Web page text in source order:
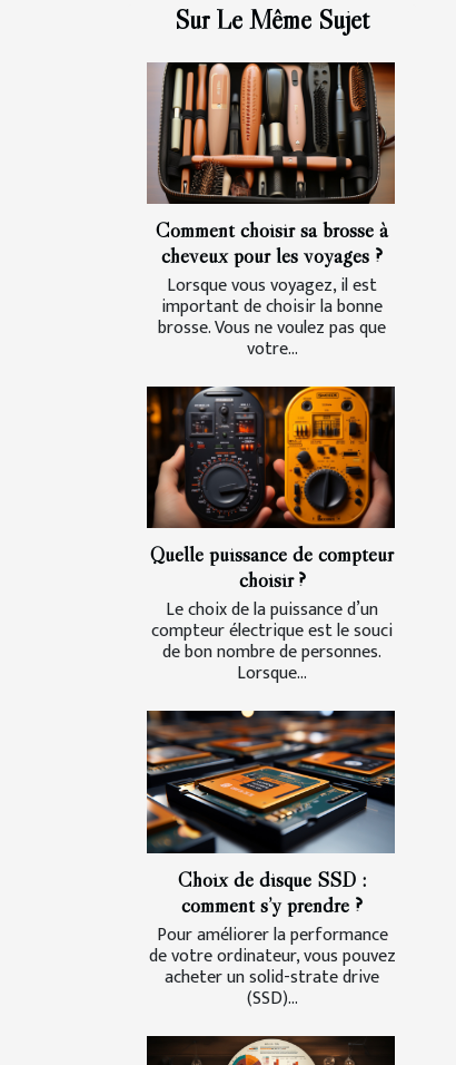
Sur Le Même Sujet
Comment choisir sa brosse à
cheveux pour les voyages ?
Lorsque vous voyagez, il est
important de choisir la bonne
brosse. Vous ne voulez pas que
votre...
Quelle puissance de compteur
choisir ?
Le choix de la puissance d’un
compteur électrique est le souci
de bon nombre de personnes.
Lorsque...
Choix de disque SSD :
comment s’y prendre ?
Pour améliorer la performance
de votre ordinateur, vous pouvez
acheter un solid-strate drive
(SSD)...